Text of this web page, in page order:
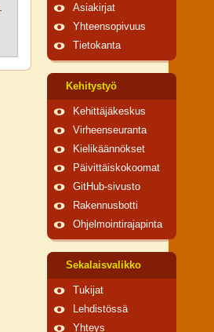
Asiakirjat
Yhteensopivuus
Tietokanta
Kehitystyö
Kehittäjäkeskus
Virheenseuranta
Kielikäännökset
Päivittäiskokoomat
GitHub-sivusto
Rakennusbotti
Ohjelmointirajapinta
Sekalaisvalikko
Tukijat
Lehdistössä
Yhteys